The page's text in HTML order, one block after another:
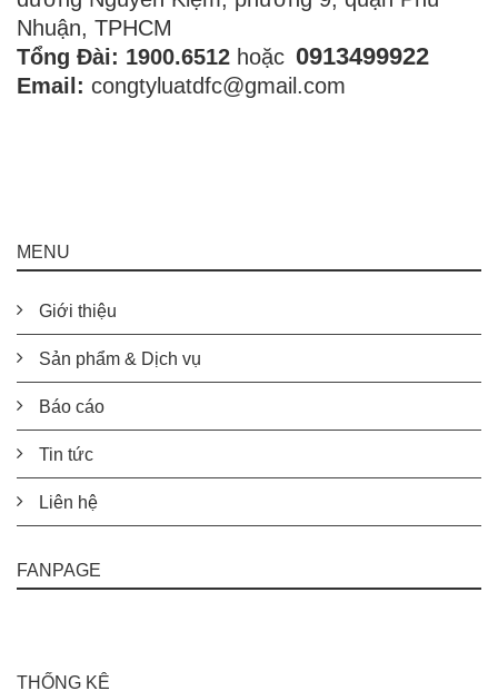
Nhuận, TPHCM
Tổng Đài: 1900.6512 hoặc 0913499922
Email: congtyluatdfc@gmail.com
MENU
Giới thiệu
Sản phẩm & Dịch vụ
Báo cáo
Tin tức
Liên hệ
FANPAGE
THỐNG KÊ